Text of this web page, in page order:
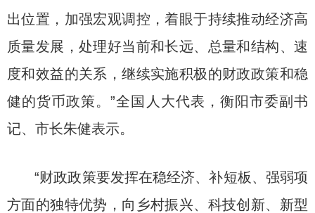
出位置，加强宏观调控，着眼于持续推动经济高
质量发展，处理好当前和长远、总量和结构、速
度和效益的关系，继续实施积极的财政政策和稳
健的货币政策。”全国人大代表，衡阳市委副书
记、市长朱健表示。
“财政政策要发挥在稳经济、补短板、强弱项
方面的独特优势，向乡村振兴、科技创新、新型